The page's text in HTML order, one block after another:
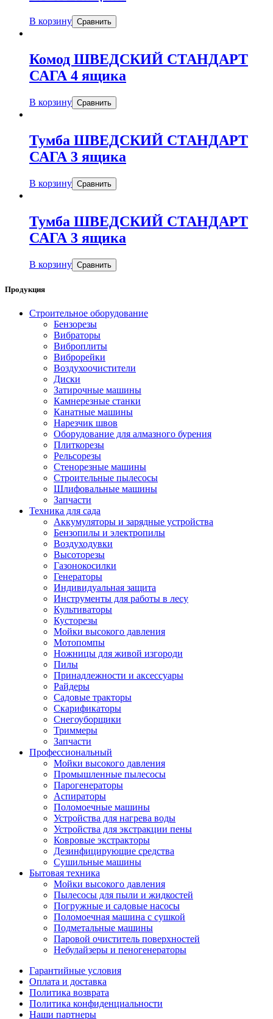
В корзину Сравнить
Комод ШВЕДСКИЙ СТАНДАРТ
САГА 4 ящика
В корзину Сравнить
Тумба ШВЕДСКИЙ СТАНДАРТ
САГА 3 ящика
В корзину Сравнить
Тумба ШВЕДСКИЙ СТАНДАРТ
САГА 3 ящика
В корзину Сравнить
Продукция
Строительное оборудование
Бензорезы
Вибраторы
Виброплиты
Виброрейки
Воздухоочистители
Диски
Затирочные машины
Камнерезные станки
Канатные машины
Нарезчик швов
Оборудование для алмазного бурения
Плиткорезы
Рельсорезы
Стенорезные машины
Строительные пылесосы
Шлифовальные машины
Запчасти
Техника для сада
Аккумуляторы и зарядные устройства
Бензопилы и электропилы
Воздуходувки
Высоторезы
Газонокосилки
Генераторы
Индивидуальная защита
Инструменты для работы в лесу
Культиваторы
Кусторезы
Мойки высокого давления
Мотопомпы
Ножницы для живой изгороди
Пилы
Принадлежности и аксессуары
Райдеры
Садовые тракторы
Скарификаторы
Снегоуборщики
Триммеры
Запчасти
Профессиональный
Мойки высокого давления
Промышленные пылесосы
Парогенераторы
Аспираторы
Поломоечные машины
Устройства для нагрева воды
Устройства для экстракции пены
Ковровые экстракторы
Дезинфицирующие средства
Сушильные машины
Бытовая техника
Мойки высокого давления
Пылесосы для пыли и жидкостей
Погружные и садовые насосы
Поломоечная машина с сушкой
Подметальные машины
Паровой очиститель поверхностей
Небулайзеры и пеногенераторы
Гарантийные условия
Оплата и доставка
Политика возврата
Политика конфиденциальности
Наши партнеры